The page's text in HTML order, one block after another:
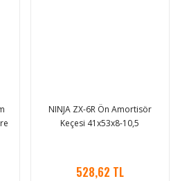
NINJA ZX-6R Ön Amortisör
Keçesi 41x53x8-10,5
528,62 TL